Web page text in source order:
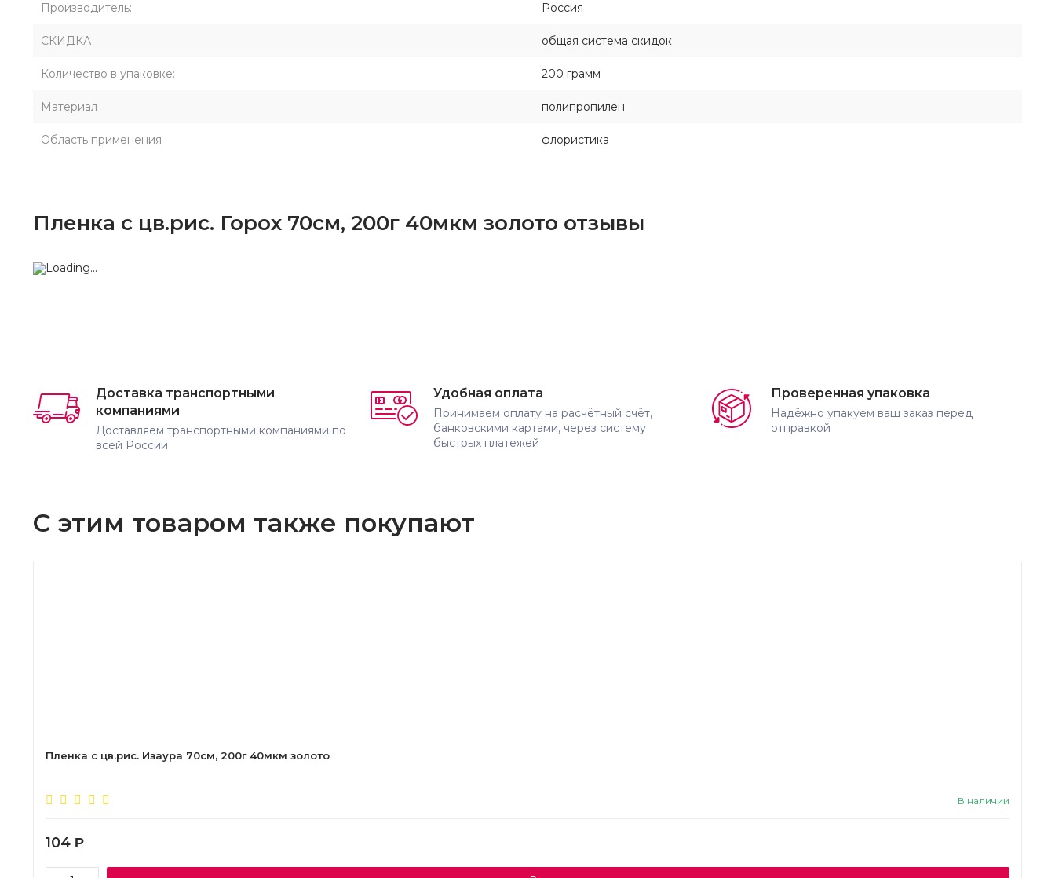
Производитель: Россия
СКИДКА общая система скидок
Количество в упаковке: 200 грамм
Материал полипропилен
Область применения флористика
Пленка с цв.рис. Горох 70см, 200г 40мкм золото отзывы
Доставка транспортными
компаниями
Доставляем транспортными компаниями по
всей России
Удобная оплата
Принимаем оплату на расчётный счёт,
банковскими картами, через систему
быстрых платежей
Проверенная упаковка
Надёжно упакуем ваш заказ перед
отправкой
С этим товаром также покупают
Пленка с цв.рис. Изаура 70см, 200г 40мкм золото
В наличии
104 Р